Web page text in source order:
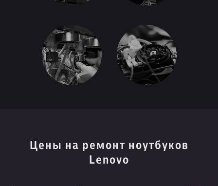
Цены на ремонт ноутбуков
Lenovo